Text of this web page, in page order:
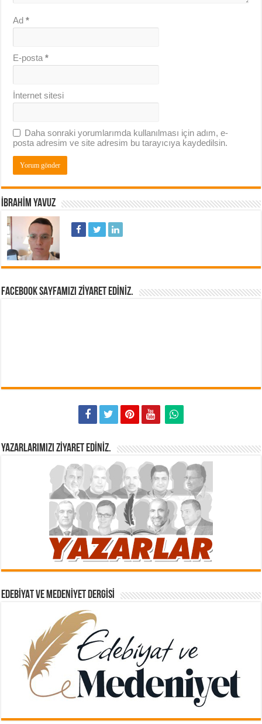
Ad*
E-posta*
İnternet sitesi
Daha sonraki yorumlarımda kullanılması için adım, e-
posta adresim ve site adresim bu tarayıcıya kaydedilsin.
İBRAHIM YAVUZ
FACEBOOK SAYFAMIZI ZIYARET EDINIZ.
YAZARLARIMIZI ZIYARET EDINIZ.
EDEBIYAT VE MEDENIYET DERGISI